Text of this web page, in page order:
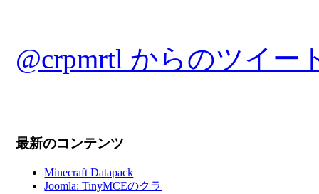
@crpmrtl からのツイー
最新のコンテンツ
Minecraft Datapack
Joomla: TinyMCEのクラ